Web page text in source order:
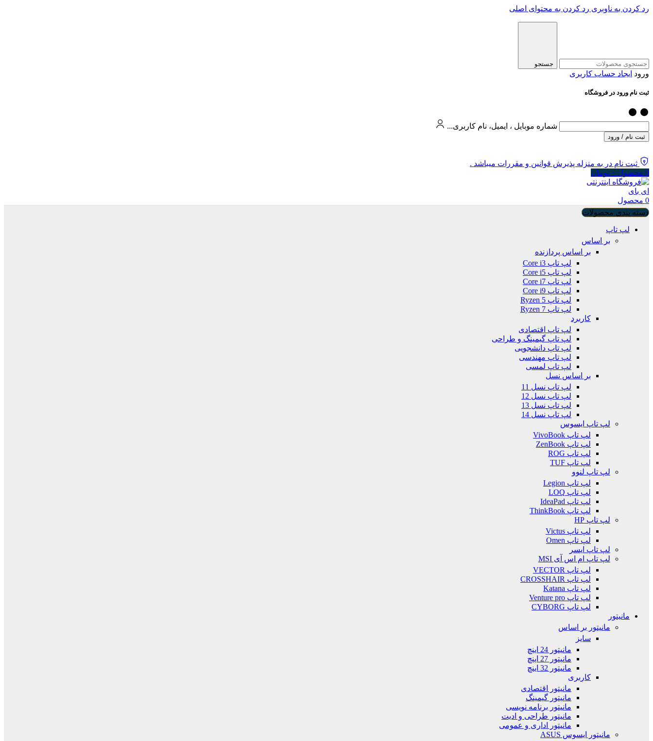
رد کردن به ناوبری رد کردن به محتوای اصلی
جستجو
ورود ایجاد حساب کاربری
ثبت نام ورود در فروشگاه
شماره موبایل ، ایمیل، نام کاربری...
ثبت نام / ورود
ثبت نام در به منزله پذیرش قوانین و مقررات میباشد .
0 محصول ۰ تومان
0 محصول
دسته بندی محصولات
لپ تاپ
بر اساس
بر اساس پردازنده
لپ تاپ Core i3
لپ تاپ Core i5
لپ تاپ Core i7
لپ تاپ Core i9
لپ تاپ Ryzen 5
لپ تاپ Ryzen 7
کاربرد
لپ تاپ اقتصادی
لپ تاپ گیمینگ و طراحی
لپ تاپ دانشجویی
لپ تاپ مهندسی
لپ تاپ لمسی
بر اساس نسل
لپ تاپ نسل 11
لپ تاپ نسل 12
لپ تاپ نسل 13
لپ تاپ نسل 14
لپ تاپ ایسوس
لپ تاپ VivoBook
لپ تاپ ZenBook
لپ تاپ ROG
لپ تاپ TUF
لپ تاپ لنوو
لپ تاپ Legion
لپ تاپ LOQ
لپ تاپ IdeaPad
لپ تاپ ThinkBook
لپ تاپ HP
لپ تاپ Victus
لپ تاپ Omen
لپ تاپ ایسر
لپ تاپ ام اس آی MSI
لپ تاپ VECTOR
لپ تاپ CROSSHAIR
لپ تاپ Katana
لپ تاپ Venture pro
لپ تاپ CYBORG
مانیتور
مانیتور بر اساس
سایز
مانیتور 24 اینچ
مانیتور 27 اینچ
مانیتور 32 اینچ
کاربری
مانیتور اقتصادی
مانیتور گیمینگ
مانیتور برنامه نویسی
مانیتور طراحی و ادیت
مانیتور اداری و عمومی
مانیتور ایسوس ASUS